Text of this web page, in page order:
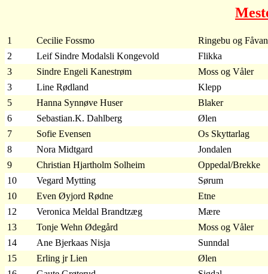
1 Cecilie Fossmo
Ringebu og
2
Leif Sindre Modalsli Kongevold
Flikka
3
Sindre Engeli Kanestrøm
Moss og Våler
3
Line Rødland
Klepp
5
Hanna Synnøve Huser
Blaker
6
Sebastian.K. Dahlberg
Ølen
7
Sofie Evensen
Os Skyttarlag
8
Nora Midtgard
Jondalen
9
Christian Hjartholm Solheim
Oppedal/Brekke
10
Vegard Mytting
Sørum
10
Even Øyjord Rødne
Etne
12
Veronica Meldal Brandtzæg
Mære
13
Tonje Wehn Ødegård
Moss og Våler
14
Ane Bjerkaas Nisja
Sunndal
15
Erling jr Lien
Ølen